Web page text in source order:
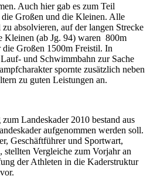
Auch hier gab es zum Teil
Großen und die Kleinen. Alle
absolvieren, auf der langen Strecke
Kleinen (ab Jg. 94) waren 800m
Großen 1500m Freistil. In
und Schwimmbahn zur Sache
spornte zusätzlich neben
zu guten Leistungen an.
Landeskader 2010 bestand aus
aufgenommen werden soll.
Geschäftführer und Sportwart,
stellten Vergleiche zum Vorjahr an
der Athleten in die Kaderstruktur